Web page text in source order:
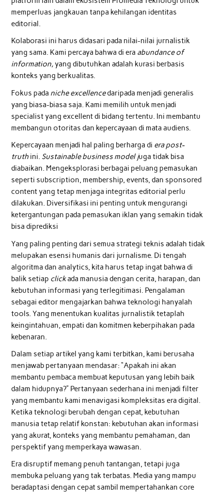
memperluas jangkauan tanpa kehilangan identitas
editorial.
Kolaborasi ini harus didasari pada nilai-nilai jurnalistik
yang sama. Kami percaya bahwa di era abundance of
information,yang dibutuhkan adalah kurasi berbasis
konteks yang berkualitas.
Fokus pada niche excellencedaripada menjadi generalis
yang biasa-biasa saja. Kami memilih untuk menjadi
specialist yang excellent di bidang tertentu. Ini membantu
membangun otoritas dan kepercayaan di mata audiens.
Kepercayaan menjadi hal paling berharga di era post-
truthini. Sustainable business model juga tidak bisa
diabaikan. Mengeksplorasi berbagai peluang pemasukan
seperti subscription, membership, events, dan sponsored
content yang tetap menjaga integritas editorial perlu
dilakukan. Diversifikasi ini penting untuk mengurangi
ketergantungan pada pemasukan iklan yang semakin tidak
bisa diprediksi
Yang paling penting dari semua strategi teknis adalah tidak
melupakan esensi humanis dari jurnalisme. Di tengah
algoritma dan analytics, kita harus tetap ingat bahwa di
balik setiap clickada manusia dengan cerita, harapan, dan
kebutuhan informasi yang terlegitimasi. Pengalaman
sebagai editor mengajarkan bahwa teknologi hanyalah
tools. Yang menentukan kualitas jurnalistik tetaplah
keingintahuan, empati dan komitmen keberpihakan pada
kebenaran.
Dalam setiap artikel yang kami terbitkan, kami berusaha
menjawab pertanyaan mendasar: “Apakah ini akan
membantu pembaca membuat keputusan yang lebih baik
dalam hidupnya?” Pertanyaan sederhana ini menjadi filter
yang membantu kami menavigasi kompleksitas era digital.
Ketika teknologi berubah dengan cepat, kebutuhan
manusia tetap relatif konstan: kebutuhan akan informasi
yang akurat, konteks yang membantu pemahaman, dan
perspektif yang memperkaya wawasan.
Era disruptif memang penuh tantangan, tetapi juga
membuka peluang yang tak terbatas. Media yang mampu
beradaptasi dengan cepat sambil mempertahankan core